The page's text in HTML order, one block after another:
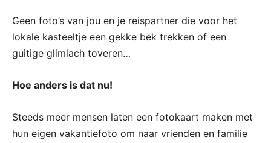
Geen foto’s van jou en je reispartner die voor het
lokale kasteeltje een gekke bek trekken of een
guitige glimlach toveren…
Hoe anders is dat nu!
Steeds meer mensen laten een fotokaart maken met
hun eigen vakantiefoto om naar vrienden en familie